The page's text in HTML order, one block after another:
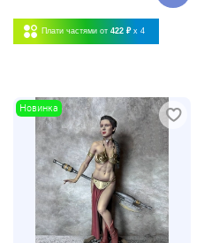
Плати частями от 422 ₽ x 4
Новинка